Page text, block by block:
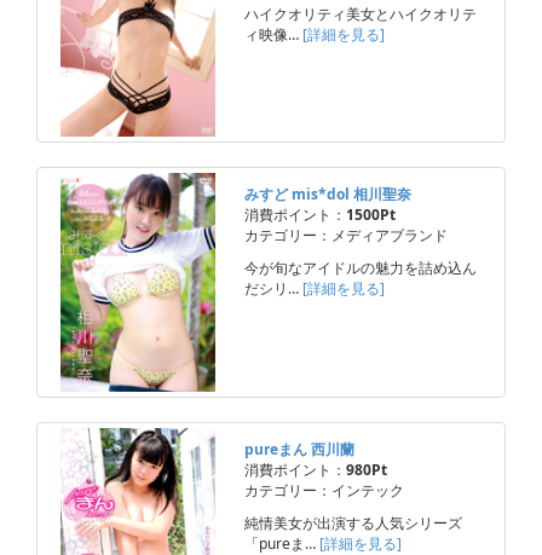
ハイクオリティ美女とハイクオリテ
ィ映像… [詳細を見る]
みすど mis*dol 相川聖奈
消費ポイント： 1500Pt
カテゴリー：メディアブランド
今が旬なアイドルの魅力を詰め込ん
だシリ… [詳細を見る]
pureまん 西川蘭
消費ポイント： 980Pt
カテゴリー：インテック
純情美女が出演する人気シリーズ
「pureま… [詳細を見る]